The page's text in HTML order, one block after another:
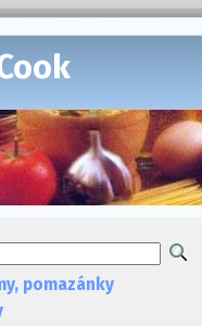
pomazánky